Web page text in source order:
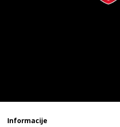
Informacije